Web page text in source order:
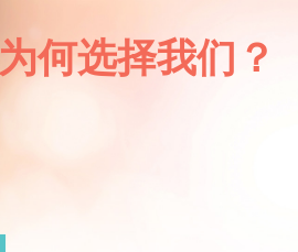
为何选择我们？